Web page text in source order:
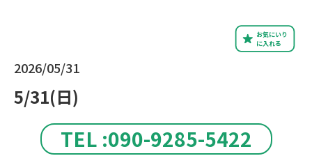
2026/05/31
5/31(日)
お気にいり
に入れる
TEL :090-9285-5422